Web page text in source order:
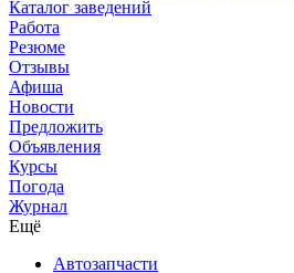
Каталог заведений
Работа
Резюме
Отзывы
Афиша
Новости
Предложить
Объявления
Курсы
Погода
Журнал
Ещё
Автозапчасти